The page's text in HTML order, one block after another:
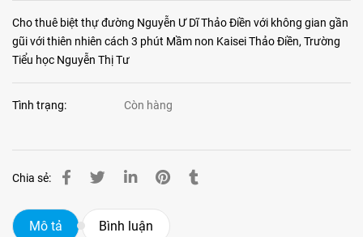
Cho thuê biệt thự đường Nguyễn Ư Dĩ Thảo Điền với không gian gần
gũi với thiên nhiên cách 3 phút Mầm non Kaisei Thảo Điền, Trường
Tiểu học Nguyễn Thị Tư
Tình trạng: Còn hàng
Chia sẻ:
Mô tả Bình luận